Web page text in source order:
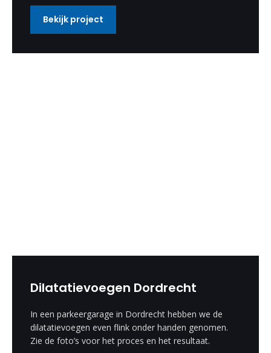
Bekijk project
Dilatatievoegen Dordrecht
In een parkeergarage in Dordrecht hebben we de
dilatatievoegen even flink onder handen genomen.
Zie de foto’s voor het proces en het resultaat.